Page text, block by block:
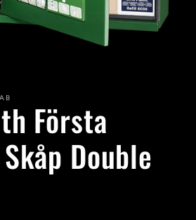
Första
Double